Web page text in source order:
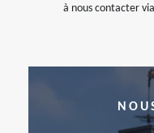
à nous contacter